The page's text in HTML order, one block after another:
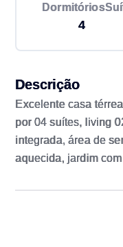
Dormitórios
4
Descrição
Excelente casa
por 04 suítes, living
integrada, área de
aquecida, jardim